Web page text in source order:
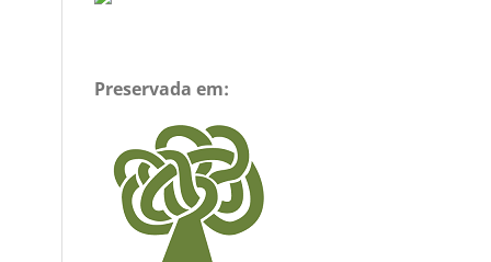
Preservada em: